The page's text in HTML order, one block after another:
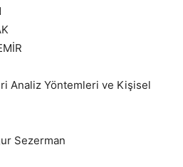
Analiz Yöntemleri ve Kişisel
Sezerman